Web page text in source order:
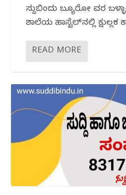
ಸುದ್ದಿಬಿಂದು ಬ್ಯೂರೋ ವರದಿ
ಶಾಲೆಯ ಹಾಸ್ಟೆಲ್‌ನಲ್ಲಿ ಕ್ಷುಲ್ಲಕ
READ MORE